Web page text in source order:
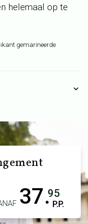
helemaal op te
gemarineerde
37.95
P.P.